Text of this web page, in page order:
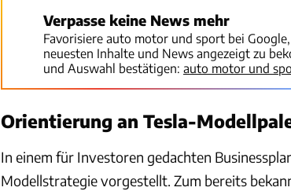
Verpasse keine News mehr
Favorisiere auto motor und sport bei
neuesten Inhalte und News angezeigt zu
und Auswahl bestätigen: auto motor und
Orientierung an Tesla-
In einem für Investoren gedachten
Modellstrategie vorgestellt. Zum bereits